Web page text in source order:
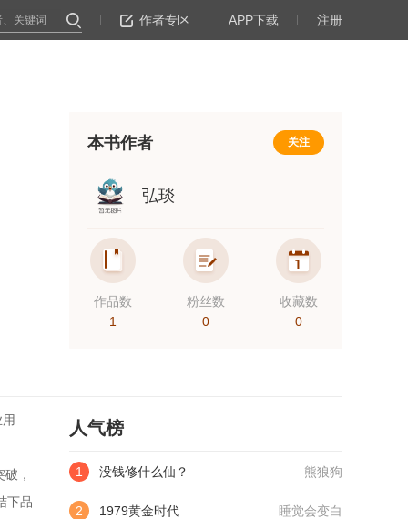
作者专区 APP下载 注册
本书作者 关注
弘琰
作品数
1
粉丝数
0
收藏数
0
，
下品
人气榜
1 没钱修什么仙？ 熊狼狗
2 1979黄金时代 睡觉会变白